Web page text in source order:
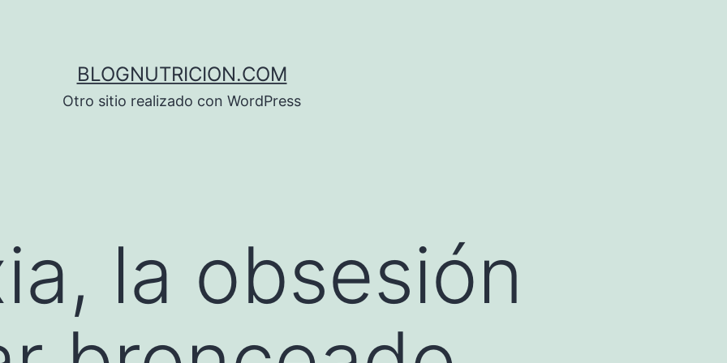
BLOGNUTRICION.COM
Otro sitio realizado con WordPress
la obsesión